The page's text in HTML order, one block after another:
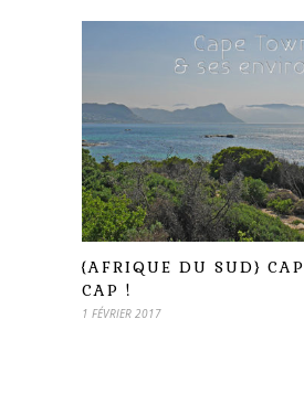
{AFRIQUE DU SUD}
CAP !
1 FÉVRIER 2017